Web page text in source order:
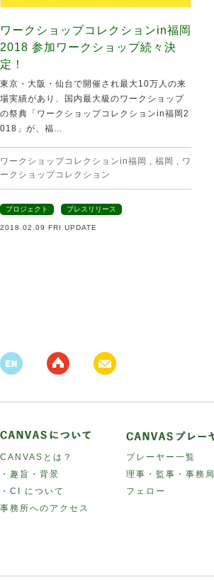
ワークショップコレクションin福岡
2018 参加ワークショップ続々決
定！
東京・大阪・仙台で開催され最大10万人の来
場実績があり、国内最大級のワークショップ
の祭典「ワークショップコレクションin福岡2
018」が、福...
ワークショップコレクションin福岡 , 福岡 , ワ
ークショップコレクション
プロジェクト プレスリリース
2018.02.09 FRI UPDATE
CANVASとは？
・趣旨・背景
・CI について
事務所へのアクセス
プレーヤー一覧
理事・監事・事務局
フェロー